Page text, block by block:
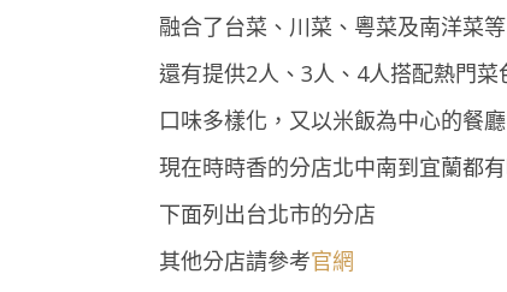
融合了台菜、川菜、粵菜及南洋菜等
還有提供2人、3人、4人搭配熱門菜
口味多樣化，又以米飯為中心的餐
現在時時香的分店北中南到宜蘭都
下面列出台北市的分店
其他分店請參考官網